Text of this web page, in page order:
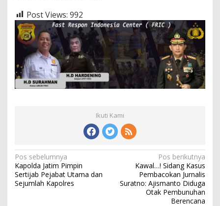
Post Views: 992
Ikuti Kami
Navigasi
pos
Pos sebelumnya
Kapolda Jatim Pimpin
Sertijab Pejabat Utama dan
Sejumlah Kapolres
Pos berikutnya
Kawal…! Sidang Kasus
Pembacokan Jurnalis
Suratno: Ajismanto Diduga
Otak Pembunuhan
Berencana